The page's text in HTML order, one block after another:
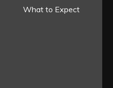
What to Expect